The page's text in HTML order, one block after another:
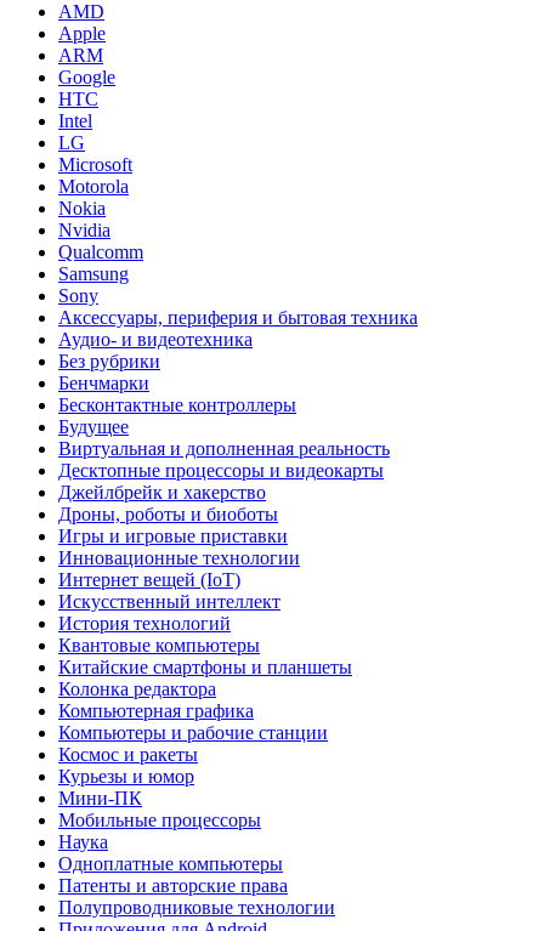
AMD
Apple
ARM
Google
HTC
Intel
LG
Microsoft
Motorola
Nokia
Nvidia
Qualcomm
Samsung
Sony
Аксессуары, периферия и бытовая техника
Аудио- и видеотехника
Без рубрики
Бенчмарки
Бесконтактные контроллеры
Будущее
Виртуальная и дополненная реальность
Десктопные процессоры и видеокарты
Джейлбрейк и хакерство
Дроны, роботы и биоботы
Игры и игровые приставки
Инновационные технологии
Интернет вещей (IoT)
Искусственный интеллект
История технологий
Квантовые компьютеры
Китайские смартфоны и планшеты
Колонка редактора
Компьютерная графика
Компьютеры и рабочие станции
Космос и ракеты
Курьезы и юмор
Мини-ПК
Мобильные процессоры
Наука
Одноплатные компьютеры
Патенты и авторские права
Полупроводниковые технологии